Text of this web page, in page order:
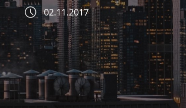
02.11.2017